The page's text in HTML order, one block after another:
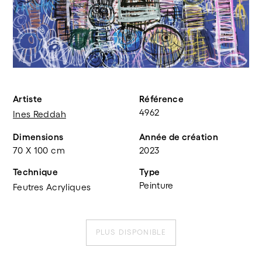
Artiste
Ines Reddah
Référence
4962
Dimensions
70 X 100 cm
Année de création
2023
Technique
Feutres Acryliques
Type
Peinture
PLUS DISPONIBLE